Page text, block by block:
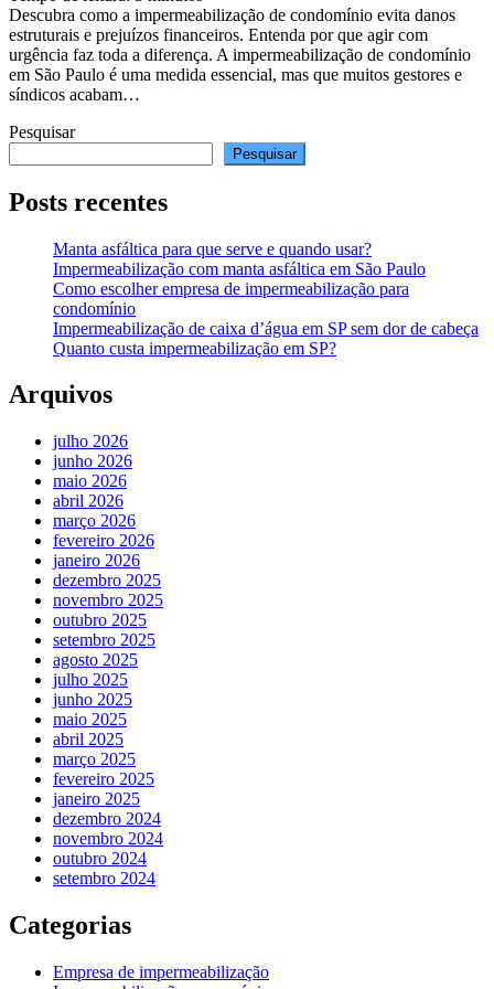
Descubra como a impermeabilização de condomínio evita danos
estruturais e prejuízos financeiros. Entenda por que agir com
urgência faz toda a diferença. A impermeabilização de condomínio
em São Paulo é uma medida essencial, mas que muitos gestores e
síndicos acabam…
Pesquisar
Pesquisar
Posts recentes
Manta asfáltica para que serve e quando usar?
Impermeabilização com manta asfáltica em São Paulo
Como escolher empresa de impermeabilização para
condomínio
Impermeabilização de caixa d’água em SP sem dor de cabeça
Quanto custa impermeabilização em SP?
Arquivos
julho 2026
junho 2026
maio 2026
abril 2026
março 2026
fevereiro 2026
janeiro 2026
dezembro 2025
novembro 2025
outubro 2025
setembro 2025
agosto 2025
julho 2025
junho 2025
maio 2025
abril 2025
março 2025
fevereiro 2025
janeiro 2025
dezembro 2024
novembro 2024
outubro 2024
setembro 2024
Categorias
Empresa de impermeabilização